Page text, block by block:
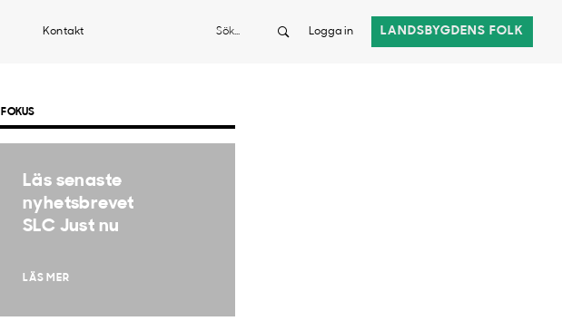
Kontakt Sök Logga in LANDSBYGDENS FOLK
I FOKUS
Läs senaste
nyhetsbrevet
SLC Just nu
LÄS MER